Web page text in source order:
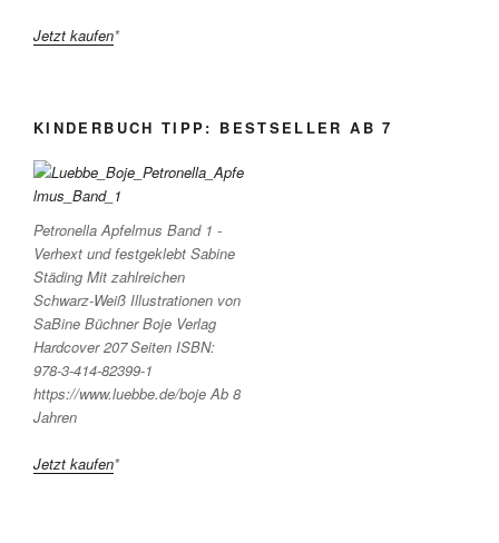
Jetzt kaufen*
KINDERBUCH TIPP: BESTSELLER AB 7
Petronella Apfelmus Band 1 -
Verhext und festgeklebt Sabine
Städing Mit zahlreichen
Schwarz-Weiß Illustrationen von
SaBine Büchner Boje Verlag
Hardcover 207 Seiten ISBN:
978-3-414-82399-1
https://www.luebbe.de/boje Ab 8
Jahren
Jetzt kaufen*